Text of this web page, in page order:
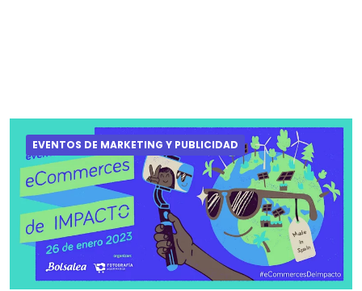
EVENTOS DE MARKETING Y PUBLICIDAD